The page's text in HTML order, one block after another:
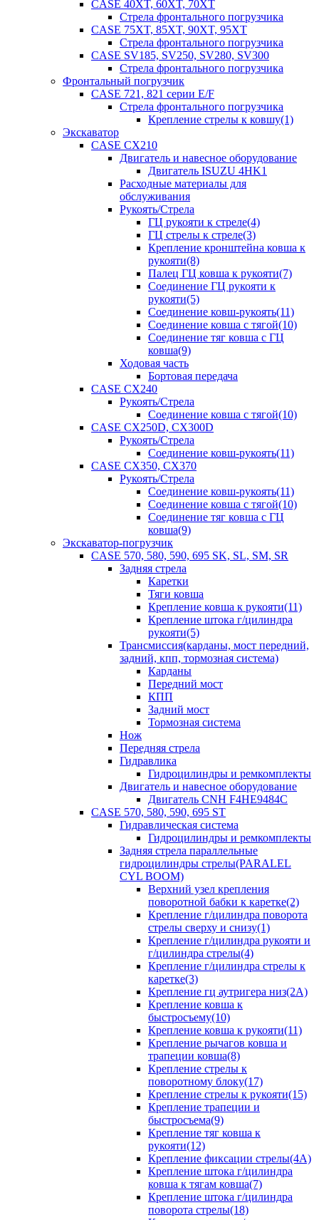
CASE 40XT, 60XT, 70XT
Стрела фронтального погрузчика
CASE 75XT, 85XT, 90XT, 95XT
Стрела фронтального погрузчика
CASE SV185, SV250, SV280, SV300
Стрела фронтального погрузчика
Фронтальный погрузчик
CASE 721, 821 серии E/F
Стрела фронтального погрузчика
Крепление стрелы к ковшу(1)
Экскаватор
CASE CX210
Двигатель и навесное оборудование
Двигатель ISUZU 4HK1
Расходные материалы для
обслуживания
Рукоять/Стрела
ГЦ рукояти к стреле(4)
ГЦ стрелы к стреле(3)
Крепление кронштейна ковша к
рукояти(8)
Палец ГЦ ковша к рукояти(7)
Соединение ГЦ рукояти к
рукояти(5)
Соединение ковш-рукоять(11)
Соединение ковша с тягой(10)
Соединение тяг ковша с ГЦ
ковша(9)
Ходовая часть
Бортовая передача
CASE CX240
Рукоять/Стрела
Соединение ковша с тягой(10)
CASE CX250D, CX300D
Рукоять/Стрела
Соединение ковш-рукоять(11)
CASE CX350, CX370
Рукоять/Стрела
Соединение ковш-рукоять(11)
Соединение ковша с тягой(10)
Соединение тяг ковша с ГЦ
ковша(9)
Экскаватор-погрузчик
CASE 570, 580, 590, 695 SK, SL, SM, SR
Задняя стрела
Каретки
Тяги ковша
Крепление ковша к рукояти(11)
Крепление штока г/цилиндра
рукояти(5)
Трансмиссия(карданы, мост передний,
задний, кпп, тормозная система)
Карданы
Передний мост
КПП
Задний мост
Тормозная система
Нож
Передняя стрела
Гидравлика
Гидроцилиндры и ремкомплекты
Двигатель и навесное оборудование
Двигатель CNH F4HE9484C
CASE 570, 580, 590, 695 ST
Гидравлическая система
Гидроцилиндры и ремкомплекты
Задняя стрела параллельные
гидроцилиндры стрелы(PARALEL
CYL BOOM)
Верхний узел крепления
поворотной бабки к каретке(2)
Крепление г/цилиндра поворота
стрелы сверху и снизу(1)
Крепление г/цилиндра рукояти и
г/цилиндра стрелы(4)
Крепление г/цилиндра стрелы к
каретке(3)
Крепление гц аутригера низ(2А)
Крепление ковша к
быстросъему(10)
Крепление ковша к рукояти(11)
Крепление рычагов ковша и
трапеции ковша(8)
Крепление стрелы к
поворотному блоку(17)
Крепление стрелы к рукояти(15)
Крепление трапеции и
быстросъема(9)
Крепление тяг ковша к
рукояти(12)
Крепление фиксации стрелы(4A)
Крепление штока г/цилиндра
ковша к тягам ковша(7)
Крепление штока г/цилиндра
поворота стрелы(18)